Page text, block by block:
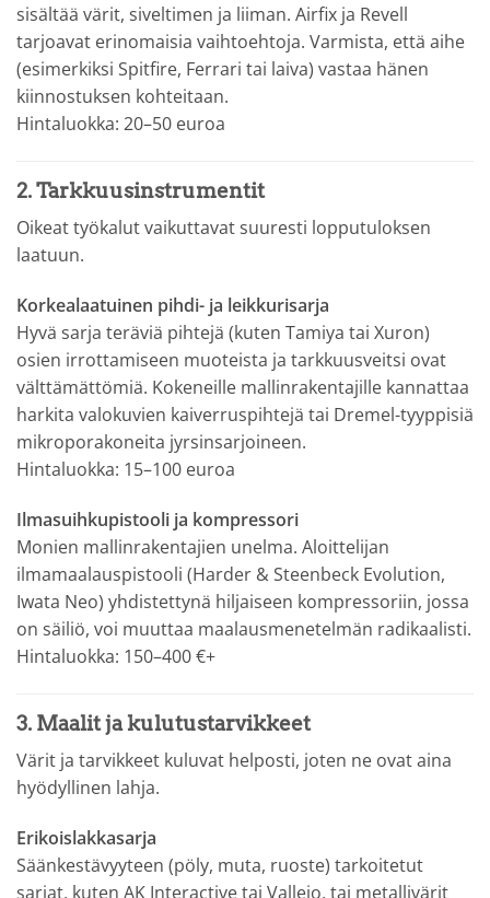
sisältää värit, siveltimen ja liiman. Airfix ja Revell
tarjoavat erinomaisia vaihtoehtoja. Varmista, että aihe
(esimerkiksi Spitfire, Ferrari tai laiva) vastaa hänen
kiinnostuksen kohteitaan.
Hintaluokka: 20–50 euroa
2. Tarkkuusinstrumentit
Oikeat työkalut vaikuttavat suuresti lopputuloksen
laatuun.
Korkealaatuinen pihdi- ja leikkurisarja
Hyvä sarja teräviä pihtejä (kuten Tamiya tai Xuron)
osien irrottamiseen muoteista ja tarkkuusveitsi ovat
välttämättömiä. Kokeneille mallinrakentajille kannattaa
harkita valokuvien kaiverruspihtejä tai Dremel-tyyppisiä
mikroporakoneita jyrsinsarjoineen.
Hintaluokka: 15–100 euroa
Ilmasuihkupistooli ja kompressori
Monien mallinrakentajien unelma. Aloittelijan
ilmamaalauspistooli (Harder & Steenbeck Evolution,
Iwata Neo) yhdistettynä hiljaiseen kompressoriin, jossa
on säiliö, voi muuttaa maalausmenetelmän radikaalisti.
Hintaluokka: 150–400 €+
3. Maalit ja kulutustarvikkeet
Värit ja tarvikkeet kuluvat helposti, joten ne ovat aina
hyödyllinen lahja.
Erikoislakkasarja
Säänkestävyyteen (pöly, muta, ruoste) tarkoitetut
sarjat, kuten AK Interactive tai Vallejo, tai metallivärit